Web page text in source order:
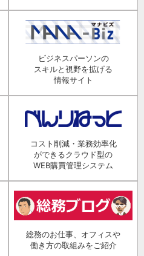
ビジネスパーソンの
スキルと視野を拡げる
情報サイト
コスト削減・業務効率化
ができるクラウド型の
WEB購買管理システム
総務のお仕事、オフィスや
働き方の取組みをご紹介